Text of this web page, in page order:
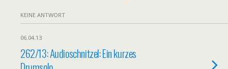
KEINE ANTWORT
06.04.13
262/13: Audioschnitzel: Ein kurzes